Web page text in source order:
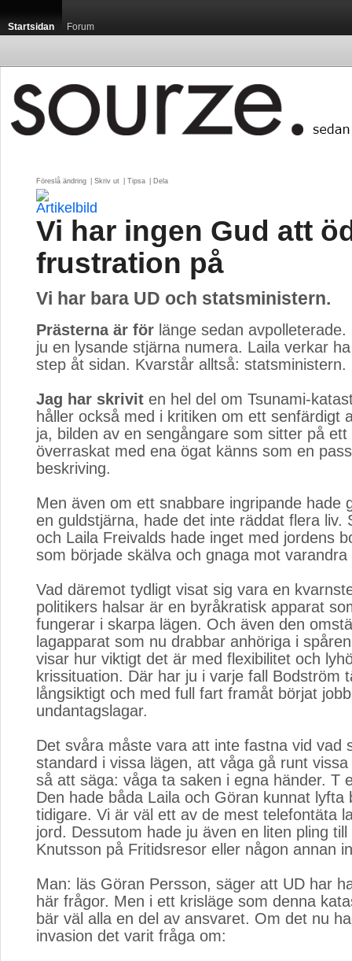
Startsidan Forum
Föreslå ändring Skriv ut Tipsa Dela
Vi har ingen Gud att
frustration på
Vi har bara UD och statsministern.
Prästerna är för länge sedan
ju en lysande stjärna numera. Laila verkar
step åt sidan. Kvarstår alltså: statsministern.
Jag har skrivit en hel del om Tsunami-
håller också med i kritiken om ett senfärdigt
ja, bilden av en sengångare som sitter på
överraskat med ena ögat känns som en
beskriving.
Men även om ett snabbare ingripande hade
en guldstjärna, hade det inte räddat flera liv.
och Laila Freivalds hade inget med jordens
som började skälva och gnaga mot
Vad däremot tydligt visat sig vara en
politikers halsar är en byråkratisk apparat
fungerar i skarpa lägen. Och även den
lagapparat som nu drabbar anhöriga i
visar hur viktigt det är med flexibilitet och
krissituation. Där har ju i varje fall Bodström
långsiktigt och med full fart framåt börjat
undantagslagar.
Det svåra måste vara att inte fastna vid vad
standard i vissa lägen, att våga gå runt
så att säga: våga ta saken i egna händer. T
Den hade båda Laila och Göran kunnat lyfta
tidigare. Vi är väl ett av de mest telefontäta
jord. Dessutom hade ju även en liten pling
Knutsson på Fritidsresor eller någon annan
Man: läs Göran Persson, säger att UD har
här frågor. Men i ett krisläge som denna
bär väl alla en del av ansvaret. Om det nu
invasion det varit fråga om: